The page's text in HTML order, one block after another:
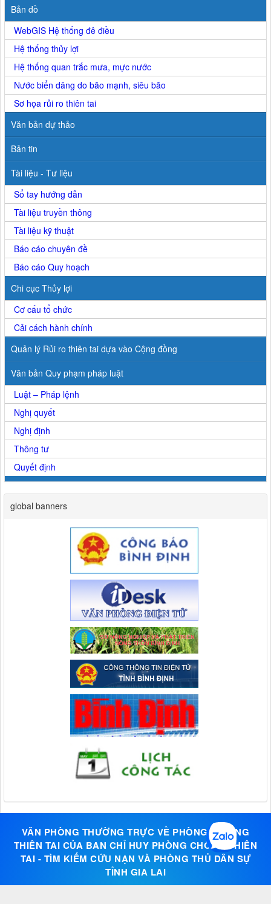
Bản đồ
WebGIS Hệ thống đê điều
Hệ thống thủy lợi
Hệ thống quan trắc mưa, mực nước
Nước biển dâng do bão mạnh, siêu bão
Sơ họa rủi ro thiên tai
Văn bản dự thảo
Bản tin
Tài liệu - Tư liệu
Sổ tay hướng dẫn
Tài liệu truyền thông
Tài liệu kỹ thuật
Báo cáo chuyên đề
Báo cáo Quy hoạch
Chi cục Thủy lợi
Cơ cấu tổ chức
Cải cách hành chính
Quản lý Rủi ro thiên tai dựa vào Cộng đồng
Văn bản Quy phạm pháp luật
Luật – Pháp lệnh
Nghị quyết
Nghị định
Thông tư
Quyết định
global banners
VĂN PHÒNG THƯỜNG TRỰC VỀ PHÒNG, CHỐNG
THIÊN TAI CỦA BAN CHỈ HUY PHÒNG CHỐNG THIÊN
TAI - TÌM KIẾM CỨU NẠN VÀ PHÒNG THỦ DÂN SỰ
TỈNH GIA LAI